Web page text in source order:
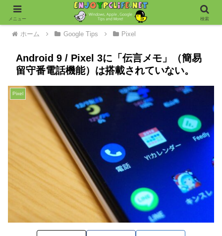
ホーム Google Tips Pixel
Android 9 / Pixel 3に「伝言メモ」（簡易
留守番電話機能）は搭載されていない。
Pixel
メニュー 検索